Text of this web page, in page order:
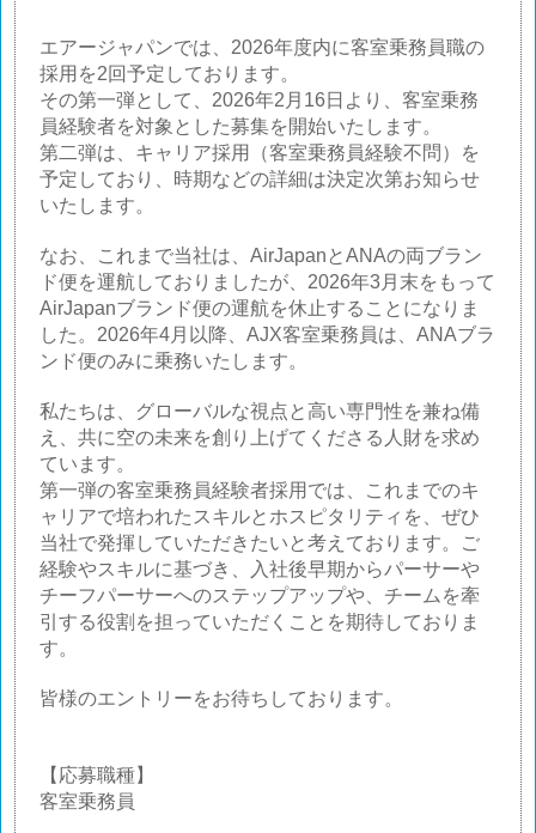
エアージャパンでは、2026年度内に客室乗務員職の
採用を2回予定しております。
その第一弾として、2026年2月16日より、客室乗務
員経験者を対象とした募集を開始いたします。
第二弾は、キャリア採用（客室乗務員経験不問）を
予定しており、時期などの詳細は決定次第お知らせ
いたします。
なお、これまで当社は、AirJapanとANAの両ブラン
ド便を運航しておりましたが、2026年3月末をもって
AirJapanブランド便の運航を休止することになりま
した。2026年4月以降、AJX客室乗務員は、ANAブラ
ンド便のみに乗務いたします。
私たちは、グローバルな視点と高い専門性を兼ね備
え、共に空の未来を創り上げてくださる人財を求め
ています。
第一弾の客室乗務員経験者採用では、これまでのキ
ャリアで培われたスキルとホスピタリティを、ぜひ
当社で発揮していただきたいと考えております。ご
経験やスキルに基づき、入社後早期からパーサーや
チーフパーサーへのステップアップや、チームを牽
引する役割を担っていただくことを期待しておりま
す。
皆様のエントリーをお待ちしております。
【応募職種】
客室乗務員